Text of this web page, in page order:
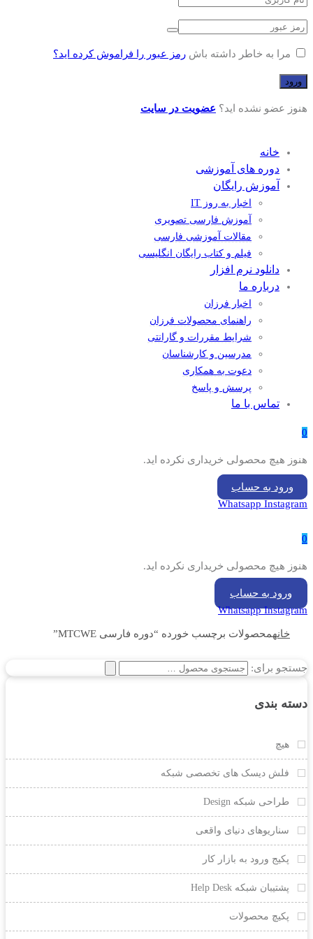
مرا به خاطر داشته باش رمز عبور را فراموش کرده اید؟
هنوز عضو نشده اید؟ عضویت در سایت
خانه
دوره های آموزشی
آموزش رایگان
اخبار به روز IT
آموزش فارسی تصویری
مقالات آموزشی فارسی
فیلم و کتاب رایگان انگلیسی
دانلود نرم افزار
درباره ما
اخبار فرزان
راهنمای محصولات فرزان
شرایط مقررات و گارانتی
مدرسین و کارشناسان
دعوت به همکاری
پرسش و پاسخ
تماس با ما
0
هنوز هیچ محصولی خریداری نکرده اید.
ورود به حساب
Whatsapp Instagram
0
هنوز هیچ محصولی خریداری نکرده اید.
ورود به حساب
Whatsapp Instagram
خانهمحصولات برچسب خورده “دوره فارسی MTCWE”
جستجو برای:
دسته بندی
هیچ
فلش دیسک های تخصصی شبکه
طراحی شبکه Design
سناریوهای دنیای واقعی
پکیج ورود به بازار کار
پشتیبان شبکه Help Desk
پکیچ محصولات